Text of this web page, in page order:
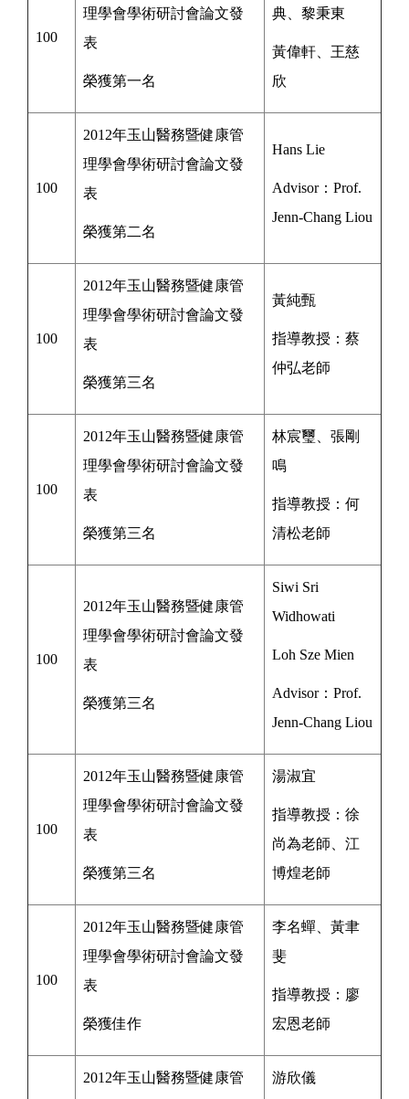
100
理學會學術研討會論文發
表
榮獲第一名
典、 黎秉東
黃偉軒、 王慈
欣
100
2012年玉山醫務暨健康管
理學會學術研討會論文發
表
榮獲第二名
Hans Lie
Advisor：Prof.
Jenn-Chang Liou
100
2012年玉山醫務暨健康管
理學會學術研討會論文發
表
榮獲第三名
黃純甄
指導教授： 蔡
仲弘老師
100
2012年玉山醫務暨健康管
理學會學術研討會論文發
表
榮獲第三名
林宸璽、張剛
鳴
指導教授： 何
清松老師
100
2012年玉山醫務暨健康管
理學會學術研討會論文發
表
榮獲第三名
Siwi Sri
Widhowati
Loh Sze Mien
Advisor：Prof.
Jenn-Chang Liou
100
2012年玉山醫務暨健康管
理學會學術研討會論文發
表
榮獲第三名
湯淑宜
指導教授： 徐
尚為老師、 江
博煌老師
100
2012年玉山醫務暨健康管
理學會學術研討會論文發
表
榮獲佳作
李名蟬、黃聿
斐
指導教授： 廖
宏恩老師
2012年玉山醫務暨健康管
游欣儀